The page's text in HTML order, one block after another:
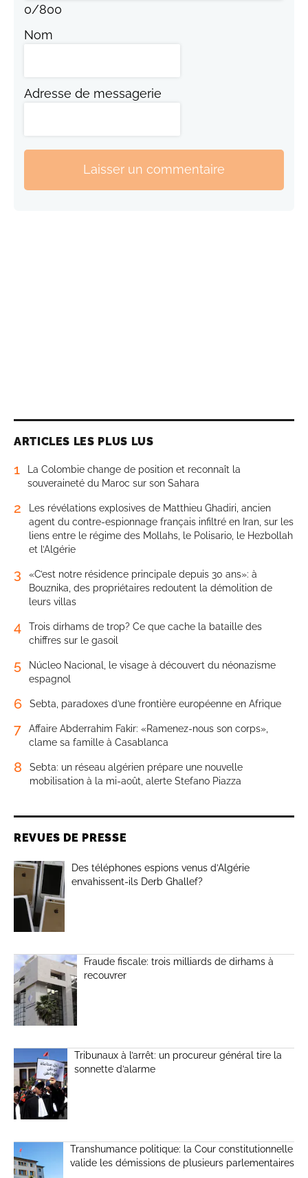
0/800
Nom
Adresse de messagerie
Laisser un commentaire
ARTICLES LES PLUS LUS
1
La Colombie change de position et reconnaît la
souveraineté du Maroc sur son Sahara
2
Les révélations explosives de Matthieu Ghadiri, ancien
agent du contre-espionnage français infiltré en Iran, sur les
liens entre le régime des Mollahs, le Polisario, le Hezbollah
et l’Algérie
3
«C’est notre résidence principale depuis 30 ans»: à
Bouznika, des propriétaires redoutent la démolition de
leurs villas
4
Trois dirhams de trop? Ce que cache la bataille des
chiffres sur le gasoil
5
Núcleo Nacional, le visage à découvert du néonazisme
espagnol
6 Sebta, paradoxes d’une frontière européenne en Afrique
7
Affaire Abderrahim Fakir: «Ramenez-nous son corps»,
clame sa famille à Casablanca
8
Sebta: un réseau algérien prépare une nouvelle
mobilisation à la mi-août, alerte Stefano Piazza
REVUES DE PRESSE
Des téléphones espions venus d’Algérie
envahissent-ils Derb Ghallef?
Fraude fiscale: trois milliards de dirhams à
recouvrer
Tribunaux à l’arrêt: un procureur général tire la
sonnette d’alarme
Transhumance politique: la Cour constitutionnelle
valide les démissions de plusieurs parlementaires